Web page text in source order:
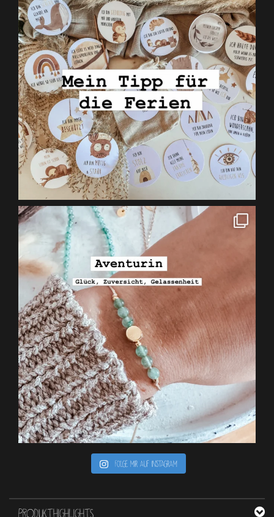
Folge mir auf Instagram
PRODUKTHIGHLIGHTS